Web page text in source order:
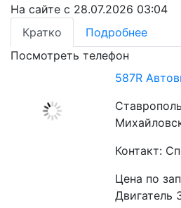
На сайте с 28.07.2026 03:04
Кратко
Подробнее
Посмотреть телефон
587R
Контакт:
Цена по
Двигатель